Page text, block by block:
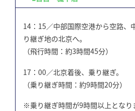
14：15／中部国際空港から空路、
り継ぎ地の北京へ。
（飛行時間：約3時間45分）
17：00／北京着後、乗り継ぎ。
（乗り継ぎ時間：約9時間20分）
※乗り継ぎ時間が9時間以上となり